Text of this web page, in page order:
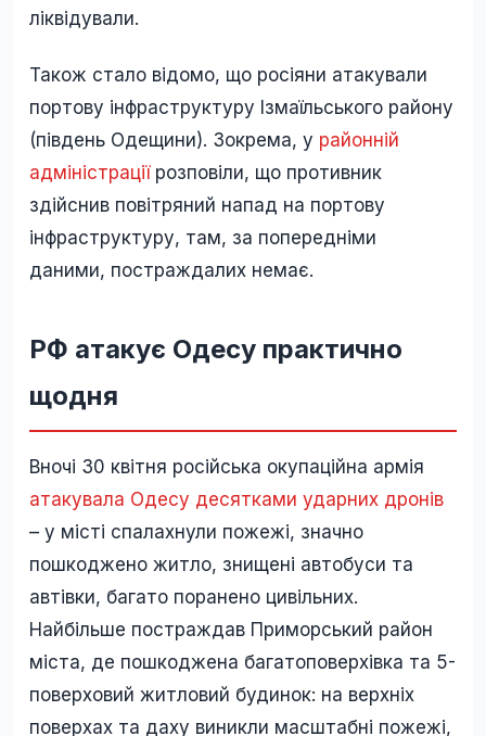
ліквідували.
Також стало відомо, що росіяни атакували
портову інфраструктуру Ізмаїльського району
(південь Одещини). Зокрема, у районній
адміністраціїрозповіли, що противник
здійснив повітряний напад на портову
інфраструктуру, там, за попередніми
даними, постраждалих немає.
РФ атакує Одесу практично
щодня
Вночі 30 квітня російська окупаційна армія
атакувала Одесу десятками ударних дронів
– у місті спалахнули пожежі, значно
пошкоджено житло, знищені автобуси та
автівки, багато поранено цивільних.
Найбільше постраждав Приморський район
міста, де пошкоджена багатоповерхівка та 5-
поверховий житловий будинок: на верхніх
поверхах та даху виникли масштабні пожежі,